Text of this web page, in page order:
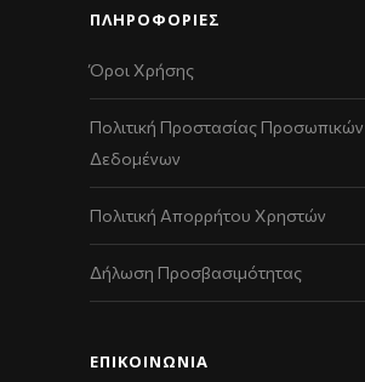
ΠΛΗΡΟΦΟΡΙΕΣ
Όροι Χρήσης
Πολιτική Προστασίας Προσωπικών
Δεδομένων
Πολιτική Απορρήτου Χρηστών
Δήλωση Προσβασιμότητας
ΕΠΙΚΟΙΝΩΝΊΑ